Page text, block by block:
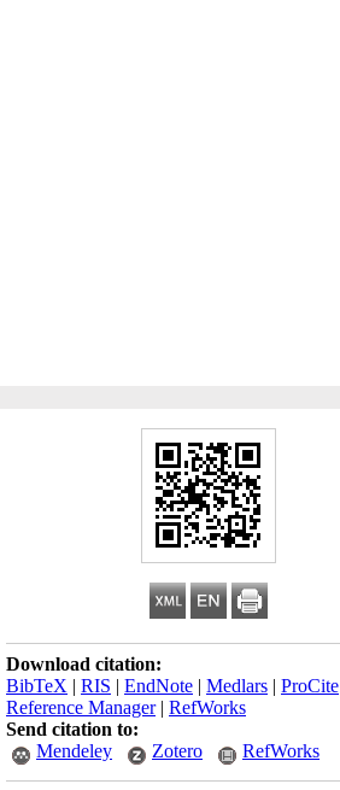
Download citation:
BibTeX | RIS | EndNote | Medlars | ProCite
Reference Manager| RefWorks
Send citation to:
Mendeley
Zotero RefWorks